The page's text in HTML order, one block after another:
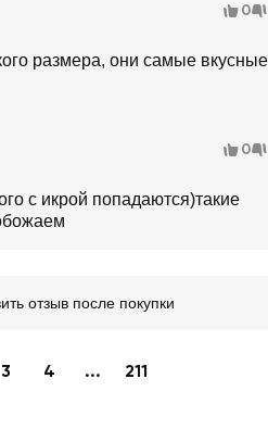
0
размера, они самые
0
с икрой попадаются)такие
отзыв после покупки
3 4 ... 211